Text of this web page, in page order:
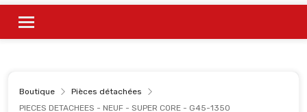
Boutique
Pièces détachées
PIECES DETACHEES - NEUF - SUPER CORE - G45-1350